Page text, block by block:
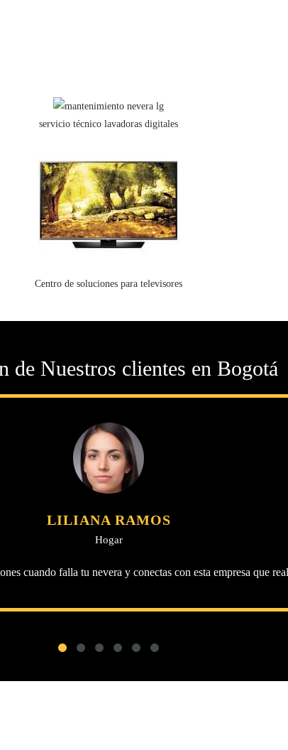
servicio técnico lavadoras digitales
Centro de soluciones para televisores
de Nuestros clientes en Bogotá
LILIANA RAMOS
Hogar
cuando falla tu nevera y conectas con esta empresa que